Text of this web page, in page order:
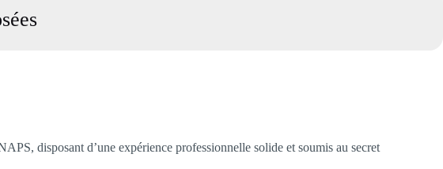
disposant d’une expérience professionnelle solide et soumis au secret